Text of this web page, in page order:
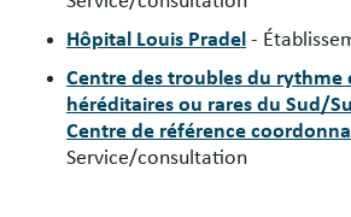
Hôpital Louis Pradel -
Centre des troubles du rythme
héréditaires ou rares du Sud/
Centre de référence
Service/consultation